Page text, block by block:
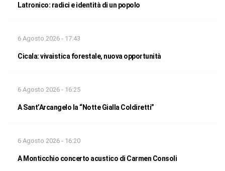
Latronico: radici e identità di un popolo
6 Agosto 2026 - 17:43
Cicala: vivaistica forestale, nuova opportunità
6 Agosto 2026 - 16:25
A Sant’Arcangelo la “Notte Gialla Coldiretti”
6 Agosto 2026 - 16:20
A Monticchio concerto acustico di Carmen Consoli